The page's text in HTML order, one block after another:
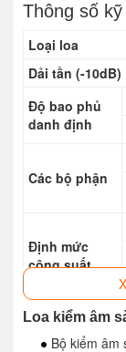
Thông số
Loại loa
Dải tần (-10dB)
Độ bao phủ
danh định
Các bộ phận
Định mức
công suất
Trở kháng
Loa kiểm âm
Bộ kiểm âm